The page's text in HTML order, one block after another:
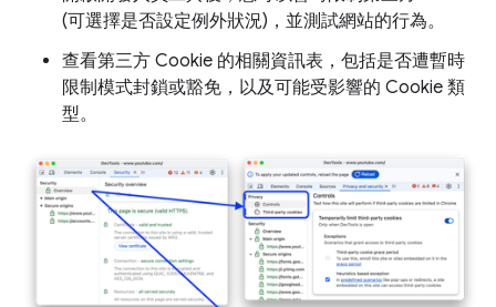
(可選擇是否設定例外狀況)，並測試網站的行為。
查看第三方 Cookie 的相關資訊表，包括是否遭暫時
限制模式封鎖或豁免，以及可能受影響的 Cookie 類
型。